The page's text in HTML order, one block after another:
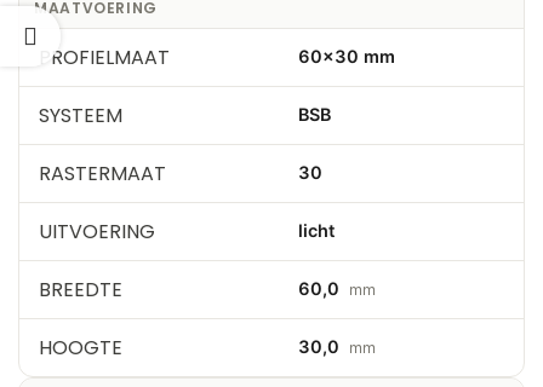
MAATVOERING
PROFIELMAAT 60×30 mm
SYSTEEM BSB
RASTERMAAT 30
UITVOERING licht
BREEDTE 60,0 mm
HOOGTE 30,0 mm